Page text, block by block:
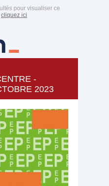
pour visualiser ce
cliquez ici
-
2023